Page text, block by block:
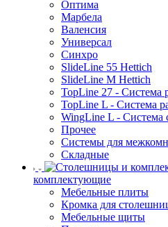
Оптима
Марбела
Валенсия
Универсал
Синхро
SlideLine 55 Hettich
SlideLine M Hettich
TopLine 27 - Система
TopLine L - Система
WingLine L - Система
Прочее
Системы для
Складные
комплектующие
Мебельные плиты
Кромка для
Мебельные щиты